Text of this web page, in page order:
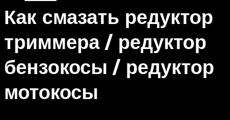
Как смазать редуктор
триммера / редуктор
бензокосы / редуктор
мотокосы